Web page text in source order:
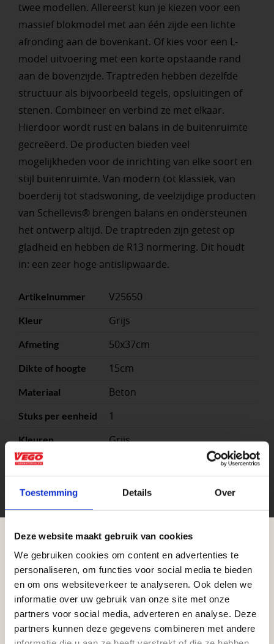
Toestemming Details Over
Deze website maakt gebruik van cookies
We gebruiken cookies om content en advertenties te
personaliseren, om functies voor social media te bieden
en om ons websiteverkeer te analyseren. Ook delen we
informatie over uw gebruik van onze site met onze
partners voor social media, adverteren en analyse. Deze
partners kunnen deze gegevens combineren met andere
twee modellen. Allereerst kun je kiezen voor een
massief blokmodel met aan één zijde een lichte
afronding aan de bovenkant. Of kies voor een L-
model uitvoering met een korte opstaande rand
aan de bovenzijde. Traptreden hebben dezelfde
structuur als bijvoorbeeld tegels, opsluitingen of
stenen. Combineer en verbind ze met elkaar.
Hierdoor wordt rust en balans in de buitenruimte
gecreëerd. De producten bieden veel
mogelijkheden voor de inrichting van elke soort en
stijl buitenruimte. Van modern tot klassiek, van
boerderij tot stadswoning, de veelzijdige producten
van Schellevis® brengen balans en ondersteunen
het ontwerp altijd. De traptreden zijn getest op
gladheid en hebben de R13 normering. Dit houdt
in: een zeer hoge antislipwaarde.
Artikelnummer V25650
Kleur Grijs
Afmeting 50x37cm
Dikte of hoogte 15cm
Materiaal Beton
Stuks per eenheid 1
Kleuren Grijs
Eenheid
Maat 50x37x15 cm
Formaat Schellevis
Aangepaste openingstijden tijdens de
vakantieperiode
Waardenburg en Vego Dordrecht hanteren tijdens
de vakantieperiode aangepaste openingstijden op